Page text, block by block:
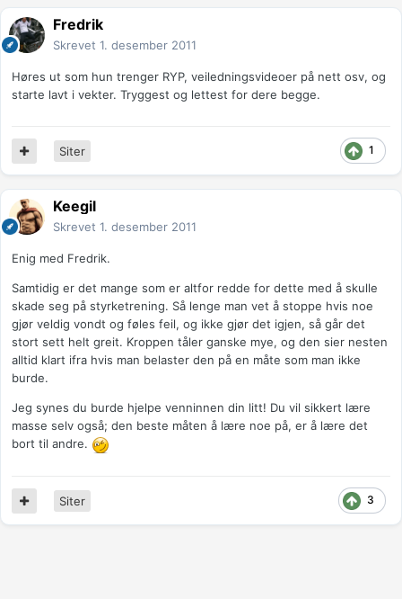
Fredrik
Skrevet 1. desember 2011
Høres ut som hun trenger RYP, veiledningsvideoer på nett osv, og
starte lavt i vekter. Tryggest og lettest for dere begge.
1
Siter
Keegil
Skrevet 1. desember 2011
Enig med Fredrik.
Samtidig er det mange som er altfor redde for dette med å skulle
skade seg på styrketrening. Så lenge man vet å stoppe hvis noe
gjør veldig vondt og føles feil, og ikke gjør det igjen, så går det
stort sett helt greit. Kroppen tåler ganske mye, og den sier nesten
alltid klart ifra hvis man belaster den på en måte som man ikke
burde.
Jeg synes du burde hjelpe venninnen din litt! Du vil sikkert lære
masse selv også; den beste måten å lære noe på, er å lære det
bort til andre.
3
Siter